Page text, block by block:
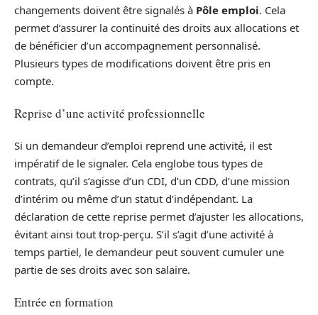
changements doivent être signalés à Pôle emploi. Cela
permet d’assurer la continuité des droits aux allocations et
de bénéficier d’un accompagnement personnalisé.
Plusieurs types de modifications doivent être pris en
compte.
Reprise d’une activité professionnelle
Si un demandeur d’emploi reprend une activité, il est
impératif de le signaler. Cela englobe tous types de
contrats, qu’il s’agisse d’un CDI, d’un CDD, d’une mission
d’intérim ou même d’un statut d’indépendant. La
déclaration de cette reprise permet d’ajuster les allocations,
évitant ainsi tout trop-perçu. S’il s’agit d’une activité à
temps partiel, le demandeur peut souvent cumuler une
partie de ses droits avec son salaire.
Entrée en formation